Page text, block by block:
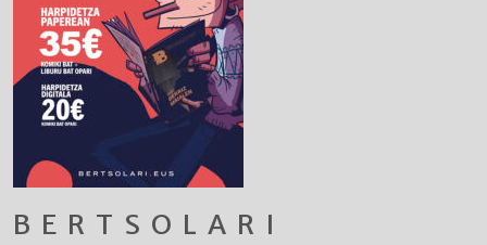
BERTSOLARI